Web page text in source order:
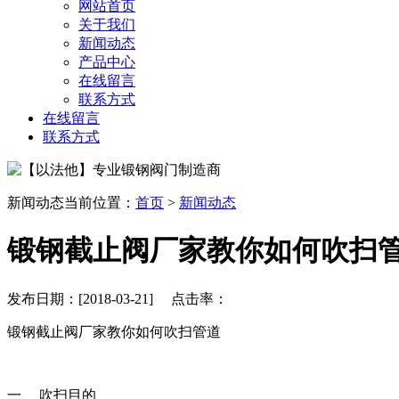
网站首页
关于我们
新闻动态
产品中心
在线留言
联系方式
在线留言
联系方式
新闻动态当前位置： 首页 > 新闻动态
锻钢截止阀厂家教你如何吹扫
发布日期：[2018-03-21] 点击率：
锻钢截止阀厂家教你如何吹扫管道
一、 吹扫目的